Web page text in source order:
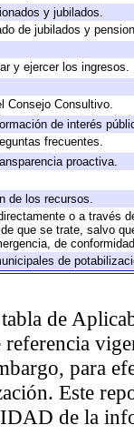
y jubilados.
de jubilados y
y ejercer los ingresos.
Consejo Consultivo.
de interés
frecuentes.
proactiva.
de los recursos.
o a través
que se trate, salvo
de
de
de
para
Este
de la